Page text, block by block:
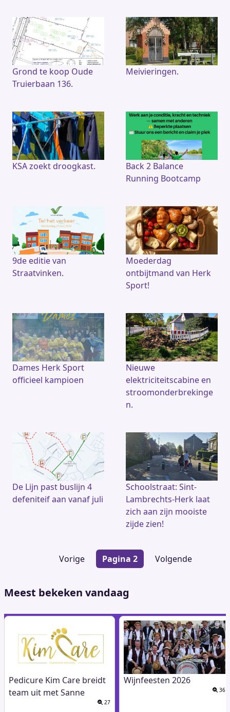
Grond te koop Oude
Truierbaan 136.
Meivieringen.
KSA zoekt droogkast.
Back 2 Balance
Running Bootcamp
9de editie van
Straatvinken.
Moederdag
ontbijtmand van Herk
Sport!
Dames Herk Sport
officieel kampioen
Nieuwe
elektriciteitscabine en
stroomonderbrekinge
n.
De Lijn past buslijn 4
defeniteif aan vanaf juli
Schoolstraat: Sint-
Lambrechts-Herk laat
zich aan zijn mooiste
zijde zien!
Vorige
Vorige Pagina 2
Volgende
Volgende
Meest bekeken vandaag
Pedicure Kim Care breidt
team uit met Sanne
27
Wijnfeesten 2026
36